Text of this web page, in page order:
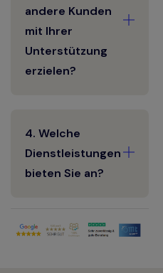
andere Kunden
mit Ihrer
Unterstützung
erzielen?
4. Welche
Dienstleistungen
bieten Sie an?